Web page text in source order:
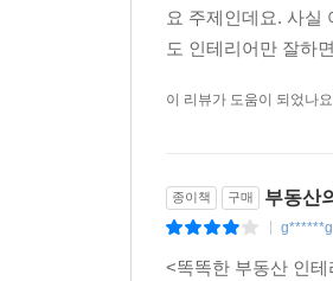
정하면 시간을 절약할
여기서부터 벽지, 바닥
그런가 하면 아파트 평
또한 멀쩡한 도배지가
아랫집에서 물이 흐른다
똑똑한 부동산 투자의
요 주제인데요. 사실
도 인테리어만 잘하
이 리뷰가 도움이 되었나
종이책 구매 부동산
g******g
<똑똑한 부동산 인